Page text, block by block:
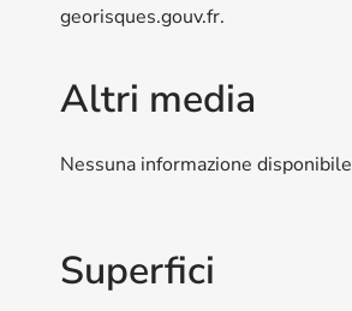
georisques.gouv.fr.
Altri media
Nessuna informazione disponibile
Superfici